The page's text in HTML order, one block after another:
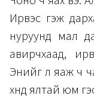
Ирвэс гэж
нуруунд мал
авирчхаад,
Энийг л яаж ч
хүнд ялтай юм